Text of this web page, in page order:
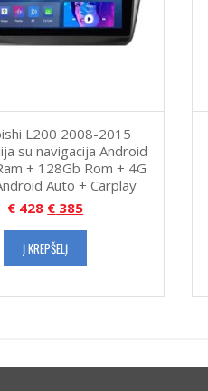
L200 2008-2015
su navigacija Android
+ 128Gb Rom + 4G
Auto + Carplay
€428 € 385
Į KREPŠELĮ